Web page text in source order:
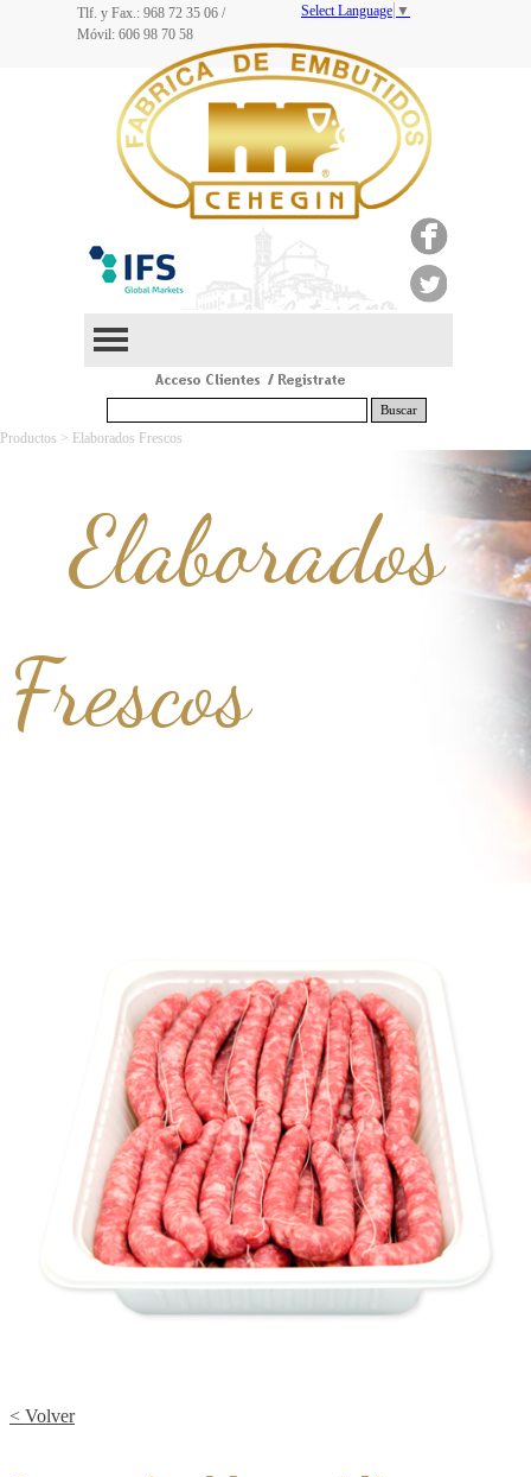
Buscar
Select Language ▼
Tlf. y Fax.: 968 72 35 06 /
Móvil: 606 98 70 58
Productos > Elaborados Frescos
Elaborados
Frescos
< Volver